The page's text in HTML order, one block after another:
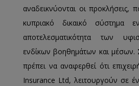
αναδεικνύονται οι προκλήσεις,
κυπριακό δικαικό σύστημα
αποτελεσματικότητα των
ενδίκων βοηθημάτων και μέσων.
πρέπει να αναφερθεί ότι
Insurance Ltd, λειτουργούν σε